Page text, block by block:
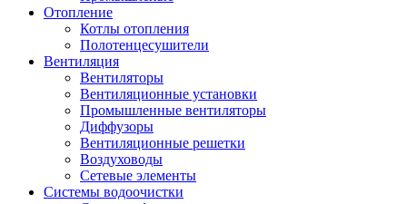
Отопление
Котлы отопления
Полотенцесушители
Вентиляция
Вентиляторы
Вентиляционные установки
Промышленные вентиляторы
Диффузоры
Вентиляционные решетки
Воздуховоды
Сетевые элементы
Системы водоочистки